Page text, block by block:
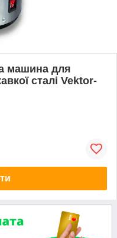
машина для
сталі Vektor-